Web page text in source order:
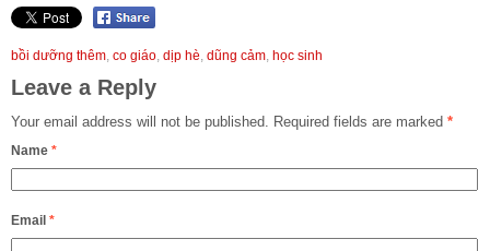
bồi dưỡng thêm, co giáo, dịp hè, dũng cảm, học sinh
Leave a Reply
Your email address will not be published. Required fields are marked *
Name *
Email *